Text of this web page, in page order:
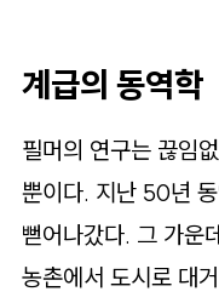
계급의 동역학
필머의 연구는 끊임
뿐이다. 지난 50년
뻗어나갔다. 그 가운
농촌에서 도시로 대